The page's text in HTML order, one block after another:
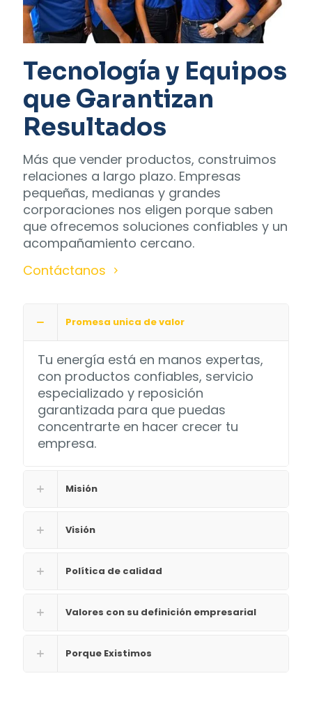
Tecnología y Equipos
que Garantizan
Resultados
Más que vender productos, construimos
relaciones a largo plazo. Empresas
pequeñas, medianas y grandes
corporaciones nos eligen porque saben
que ofrecemos soluciones confiables y un
acompañamiento cercano.
Contáctanos
Promesa unica de valor
Tu energía está en manos expertas,
con productos confiables, servicio
especializado y reposición
garantizada para que puedas
concentrarte en hacer crecer tu
empresa.
Misión
Visión
Política de calidad
Valores con su definición empresarial
Porque Existimos